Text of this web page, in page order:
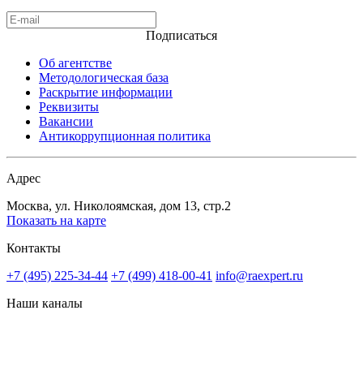
Подписаться
Об агентстве
Методологическая база
Раскрытие информации
Реквизиты
Вакансии
Антикоррупционная политика
Адрес
Москва, ул. Николоямская, дом 13, стр.2
Показать на карте
Контакты
+7 (495) 225-34-44 +7 (499) 418-00-41 info@raexpert.ru
Наши каналы